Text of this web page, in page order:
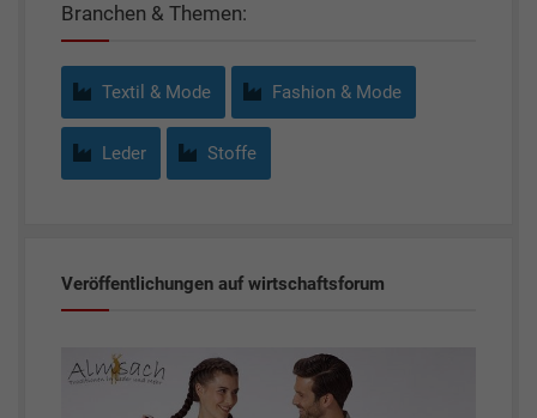
Branchen & Themen:
Textil & Mode Fashion & Mode
Leder Stoffe
Veröffentlichungen auf wirtschaftsforum